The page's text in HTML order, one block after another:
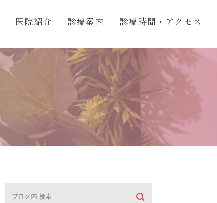
医院紹介 診療案内 診療時間・アクセス